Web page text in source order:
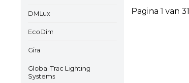
DMLux
EcoDim
Gira
Global Trac Lighting
Systems
Pagina 1 van 31